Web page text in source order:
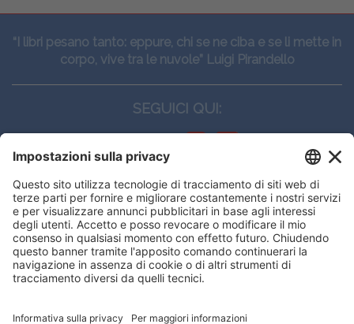
“I libri pesano tanto: eppure, chi se ne ciba e se li mette in
corpo, vive tra le nuvole” Luigi Pirandello
SEGUICI QUI:
CONTATTI
Edi.Ermes srl
Viale E. Forlanini, 21 - 20134, Milano
(+39)027021121
E-mail:eeinfo@eenet.it
offrirti la migliore navigazione